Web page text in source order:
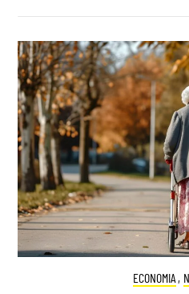
ECONOMIA ,